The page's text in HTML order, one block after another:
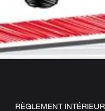
RÈGLEMENT INTÉRIEUR